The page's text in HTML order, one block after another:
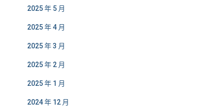
2025 年 5 月
2025 年 4 月
2025 年 3 月
2025 年 2 月
2025 年 1 月
2024 年 12 月